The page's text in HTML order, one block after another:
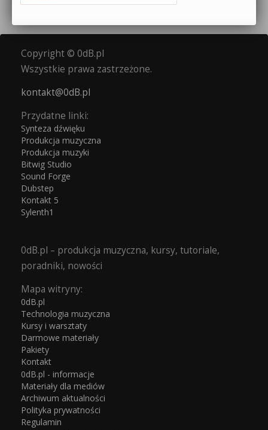
Copyright © 0dB.pl
Wszystkie prawa zastrzeżone.
kontakt@0dB.pl
Przydatne linki:
Synteza dźwięku
Produkcja muzyczna
Produkcja muzyki
Bitwig Studio
Sound Forge
Dubstep
Kontakt 5
Sylenth1
0dB.pl – produkcja muzyczna, kursy, tutoriale,
poradniki, nowości
Mapa witryny:
0dB.pl
Technologia muzyczna
Kursy i warsztaty
Darmowe materiały
Pakiety
Kontakt
0dB.pl - informacje
Materiały dla mediów
Archiwum aktualności
Polityka prywatności
Regulamin